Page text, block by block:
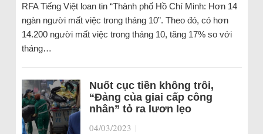
RFA Tiếng Việt loan tin “Thành phố Hồ Chí Minh: Hơn 14
ngàn người mất việc trong tháng 10”. Theo đó, có hơn
14.200 người mất việc trong tháng 10, tăng 17% so với
tháng…
Nuốt cục tiền không trôi,
“Đảng của giai cấp công
nhân” tỏ ra lươn lẹo
04/03/2023 |